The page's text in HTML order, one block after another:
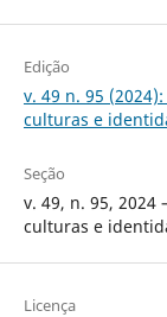
Edição
v. 49 n. 95
culturas e
Seção
v. 49, n. 95,
culturas e
Licença